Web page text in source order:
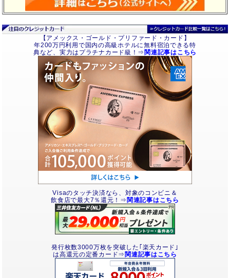
【アメックス・ゴールド・プリファード・カード】
年200万円利用で国内の高級ホテルに無料宿泊できる特
典など、実力はプラチナカード級！⇒ 関連記事はこちら
Visaのタッチ決済なら、対象のコンビニ＆
飲食店で最大7％還元！⇒ 関連記事はこちら
発行枚数3000万枚を突破した｢楽天カード｣
は高還元の定番カード⇒ 関連記事はこちら